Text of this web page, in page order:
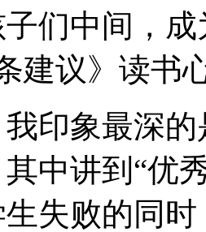
们中间，
建议》读书
印象最深
中讲到“优
失败的同